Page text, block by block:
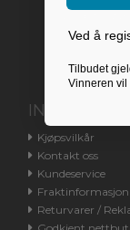
Vi har for
stengt
Kjøpsvilkår
Kontakt oss
Kundeservice
Fraktinformasjon
Returvarer /
Ved å
Tilbudet
Vinneren vil